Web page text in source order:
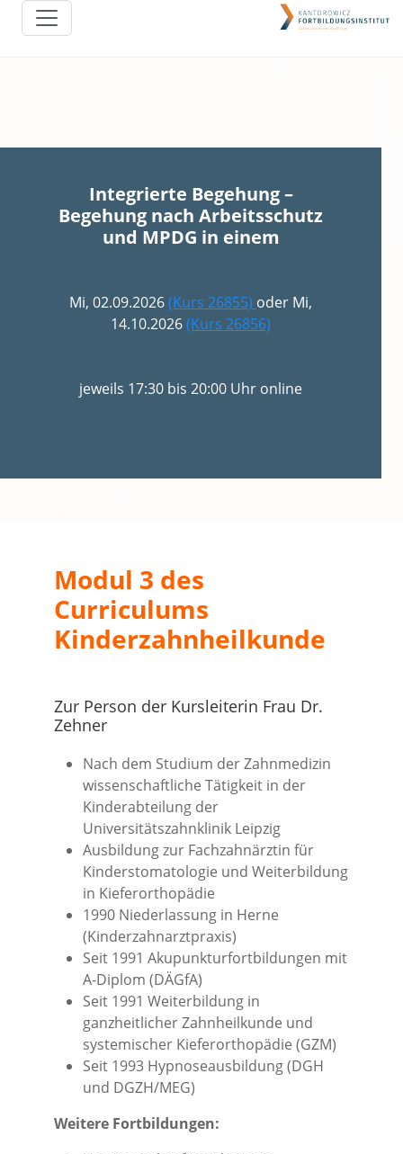
Integrierte Begehung –
Begehung nach Arbeitsschutz
und MPDG in einem
Mi, 02.09.2026(Kurs 26855) oder Mi,
14.10.2026(Kurs 26856)
jeweils 17:30 bis 20:00 Uhr online
Modul 3 des
Curriculums
Kinderzahnheilkunde
Zur Person der Kursleiterin Frau Dr.
Zehner
Nach dem Studium der Zahnmedizin
wissenschaftliche Tätigkeit in der
Kinderabteilung der
Universitätszahnklinik Leipzig
Ausbildung zur Fachzahnärztin für
Kinderstomatologie und Weiterbildung
in Kieferorthopädie
1990 Niederlassung in Herne
(Kinderzahnarztpraxis)
Seit 1991 Akupunkturfortbildungen mit
A-Diplom (DÄGfA)
Seit 1991 Weiterbildung in
ganzheitlicher Zahnheilkunde und
systemischer Kieferorthopädie (GZM)
Seit 1993 Hypnoseausbildung (DGH
und DGZH/MEG)
Weitere Fortbildungen: